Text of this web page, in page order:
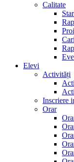
Calitate
Elevi
Activități
Inscriere
Orar